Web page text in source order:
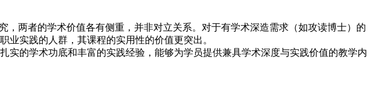
两者的学术价值各有侧重，并非对立关系。对于有学术深造需求（如攻读博士）的
业实践的人群，其课程的实用性的价值更突出。
实的学术功底和丰富的实践经验，能够为学员提供兼具学术深度与实践价值的教学内